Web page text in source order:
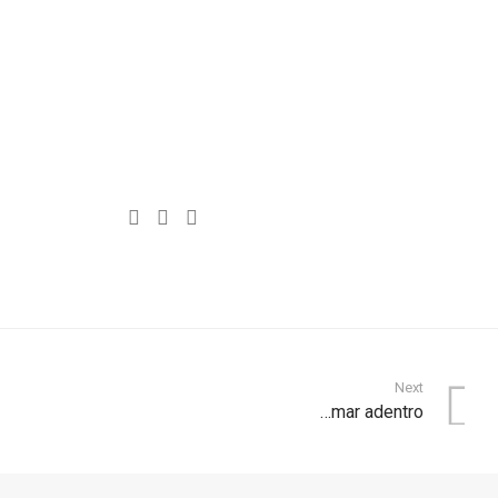
Next
…mar adentro